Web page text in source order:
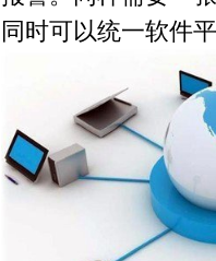
同时可以统一软件